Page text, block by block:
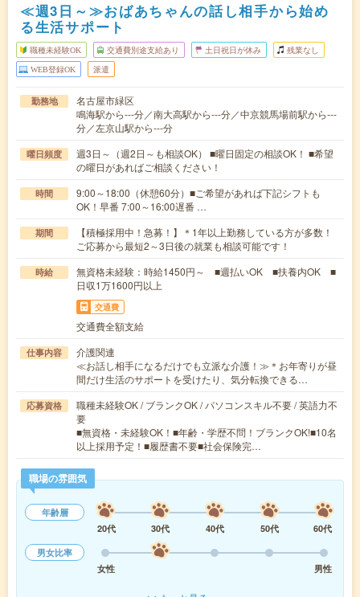
≪週3日～≫おばあちゃんの話し相手から始め
る生活サポート
職種未経験OK 交通費別途支給あり 土日祝日が休み 残業なし
WEB登録OK 派遣
勤務地
名古屋市緑区
鳴海駅から---分／南大高駅から---分／中京競馬場前駅から---
分／左京山駅から---分
曜日頻度
週3日～（週2日～も相談OK） ■曜日固定の相談OK！ ■希望
の曜日があればご相談ください！
時間
9:00～18:00（休憩60分）■ご希望があれば下記シフトも
OK！早番 7:00～16:00遅番 …
期間
【積極採用中！急募！】＊1年以上勤務している方が多数！
ご応募から最短2～3日後の就業も相談可能です！
時給
無資格未経験：時給1450円～ ■週払いOK ■扶養内OK ■
日収1万1600円以上
交通費
交通費全額支給
仕事内容
介護関連
≪お話し相手になるだけでも立派な介護！≫＊お年寄りが昼
間だけ生活のサポートを受けたり、気分転換できる…
応募資格
職種未経験OK / ブランクOK / パソコンスキル不要 / 英語力不
要
■無資格・未経験OK！■年齢・学歴不問！ブランクOK!■10名
以上採用予定！■履歴書不要■社会保険完…
職場の雰囲気
年齢層
20代
30代 40代 50代
60代
男女比率
女性
男性